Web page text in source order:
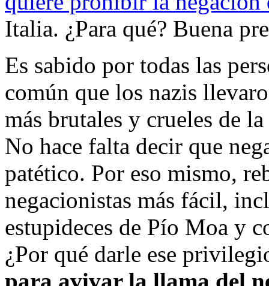
Italia. ¿Para qué? Buena
Es sabido por todas las
común que los nazis
más brutales y crueles de
No hace falta decir que
patético. Por eso mismo,
negacionistas más fácil,
estupideces de Pío Moa y
¿Por qué darle ese
para avivar la llama del